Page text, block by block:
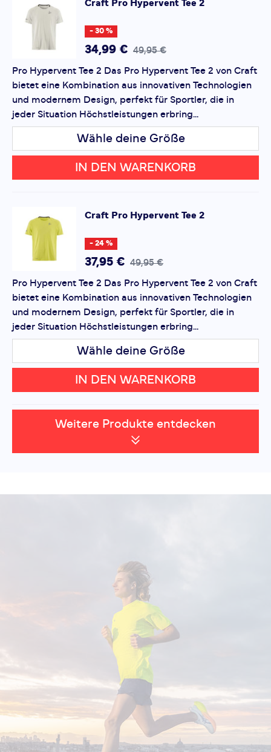
Pflichtfelder
Bewertung hinzufügen
Dieses Formular ist durch reCAPTCHA geschützt – es gelten
dieDatenschutzbestimmungen undNutzungsbedingungen
von Google.
Craft Pro Hypervent Tee 2
- 30 %
34,99 € 49,95 €
Pro Hypervent Tee 2 Das Pro Hypervent Tee 2 von Craft
bietet eine Kombination aus innovativen Technologien
und modernem Design, perfekt für Sportler, die in
jeder Situation Höchstleistungen erbring...
Wähle deine Größe
IN DEN WARENKORB
Craft Pro Hypervent Tee 2
- 24 %
37,95 € 49,95 €
Pro Hypervent Tee 2 Das Pro Hypervent Tee 2 von Craft
bietet eine Kombination aus innovativen Technologien
und modernem Design, perfekt für Sportler, die in
jeder Situation Höchstleistungen erbring...
Wähle deine Größe
IN DEN WARENKORB
Weitere Produkte entdecken